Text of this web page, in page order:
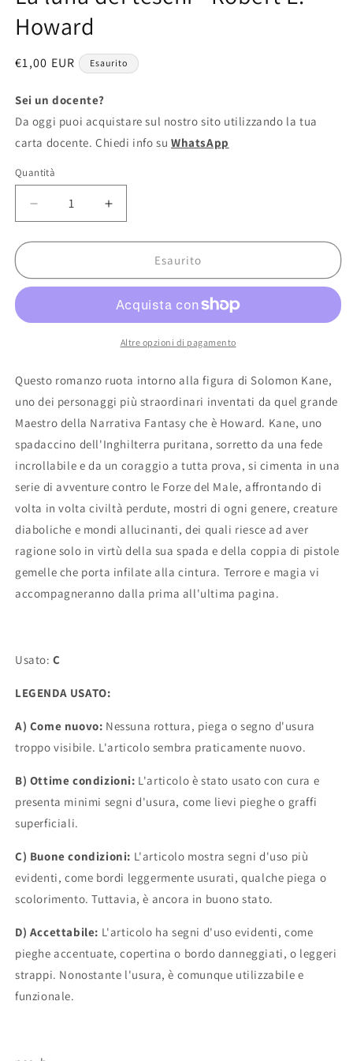
modale
Howard
Prezzo
listino
€1,00 EUR Esaurito
Sei un docente?
Da oggi puoi acquistare sul nostro sito utilizzando la tua
carta docente. Chiedi info suWhatsApp
Quantità
Diminuisci
quantità
per
luna
-
Howard
Aumenta
quantità
per
luna
teschi
-
Robert
Howard
Esaurito
Altre opzioni di pagamento
Questo romanzo ruota intorno alla figura di Solomon Kane,
uno dei personaggi più straordinari inventati da quel grande
Maestro della Narrativa Fantasy che è Howard. Kane, uno
spadaccino dell'Inghilterra puritana, sorretto da una fede
incrollabile e da un coraggio a tutta prova, si cimenta in una
serie di avventure contro le Forze del Male, affrontando di
volta in volta civiltà perdute, mostri di ogni genere, creature
diaboliche e mondi allucinanti, dei quali riesce ad aver
ragione solo in virtù della sua spada e della coppia di pistole
gemelle che porta infilate alla cintura. Terrore e magia vi
accompagneranno dalla prima all'ultima pagina.
Usato: C
LEGENDA USATO:
A) Come nuovo: Nessuna rottura, piega o segno d'usura
troppo visibile. L'articolo sembra praticamente nuovo.
B) Ottime condizioni: L'articolo è stato usato con cura e
presenta minimi segni d'usura, come lievi pieghe o graffi
superficiali.
C) Buone condizioni: L'articolo mostra segni d'uso più
evidenti, come bordi leggermente usurati, qualche piega o
scolorimento. Tuttavia, è ancora in buono stato.
D) Accettabile: L'articolo ha segni d'uso evidenti, come
pieghe accentuate, copertina o bordo danneggiati, o leggeri
strappi. Nonostante l'usura, è comunque utilizzabile e
funzionale.